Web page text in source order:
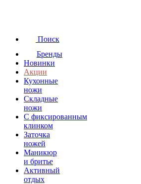
Поиск
Бренды
Новинки
Акции
Кухонные
ножи
Складные
ножи
C фиксированным
клинком
Заточка
ножей
Маникюр
и бритье
Активный
отдых